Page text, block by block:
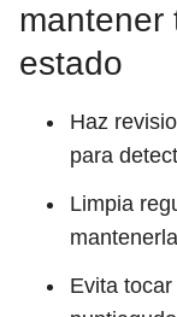
mantener
estado
Haz
para
Limpia
Evita